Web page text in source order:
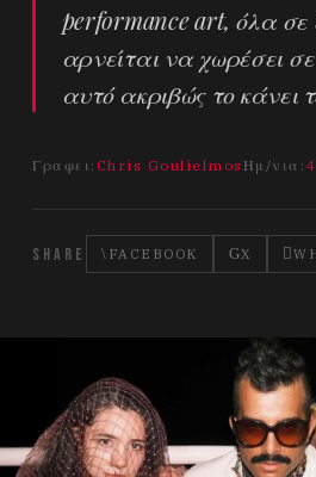
performance art, όλα
αρνείται να χωρέσει
αυτό ακριβώς το κάνει
Γραφει: Chris Goulielmos Ημ/νια:
SHARE FACEBOOK X